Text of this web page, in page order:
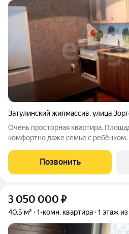
Затулинский жилмассив,улица
Очень просторная квартира.
комфортно даже семье с ребёнком.
быстрый выход на сделку. Дом
Очень тёплая квартира. Сверху
Позвонить
3 050 000 ₽
40,5 м² 1-комн. квартира 1 этаж из